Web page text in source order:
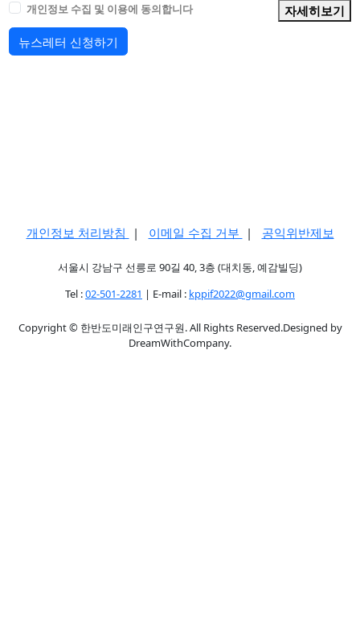
개인정보 수집 및 이용에 동의합니다
자세히보기
뉴스레터 신청하기
개인정보 처리방침 | 이메일 수집 거부 | 공익위반제보
서울시 강남구 선릉로 90길 40, 3층 (대치동, 예감빌딩)
Tel :02-501-2281 | E-mail : kppif2022@gmail.com
Copyright © 한반도미래인구연구원. All Rights Reserved.Designed by
DreamWithCompany.